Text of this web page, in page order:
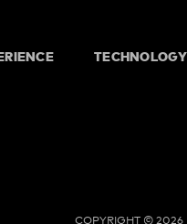
TECHNOLOGY
COPYRIGHT © 2026